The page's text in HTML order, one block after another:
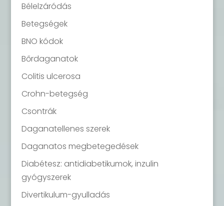
Bélelzáródás
Betegségek
BNO kódok
Bőrdaganatok
Colitis ulcerosa
Crohn-betegség
Csontrák
Daganatellenes szerek
Daganatos megbetegedések
Diabétesz: antidiabetikumok, inzulin
gyógyszerek
Divertikulum-gyulladás